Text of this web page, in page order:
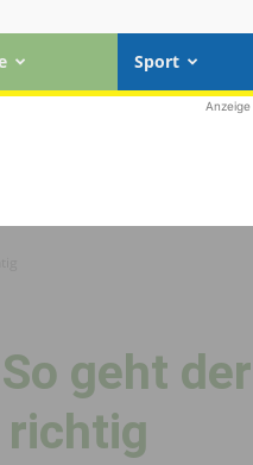
Sport
Anzeige
geht der